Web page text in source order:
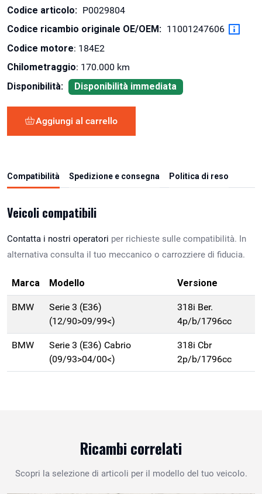
Codice articolo: P0029804
Codice ricambio originale OE/OEM: 11001247606
Codice motore: 184E2
Chilometraggio: 170.000 km
Disponibilità:
Disponibilità immediata
Aggiungi al carrello
Compatibilità Spedizione e consegna Politica di reso
Veicoli compatibili
Contatta i nostri operatori per richieste sulle compatibilità. In
alternativa consulta il tuo meccanico o carrozziere di fiducia.
Marca Modello Versione
BMW
Serie 3 (E36)
(12/90>09/99<)
318i Ber.
4p/b/1796cc
BMW
Serie 3 (E36) Cabrio
(09/93>04/00<)
318i Cbr
2p/b/1796cc
Ricambi correlati
Scopri la selezione di articoli per il modello del tuo veicolo.